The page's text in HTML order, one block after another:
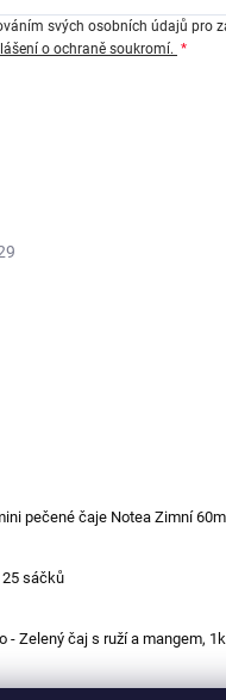
svých osobních údajů pro
o ochraně soukromí.
pečené čaje Notea Zimní
sáčků
- Zelený čaj s ruží a mangem,